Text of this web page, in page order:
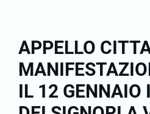
APPELLO
IL 12 GENNAIO